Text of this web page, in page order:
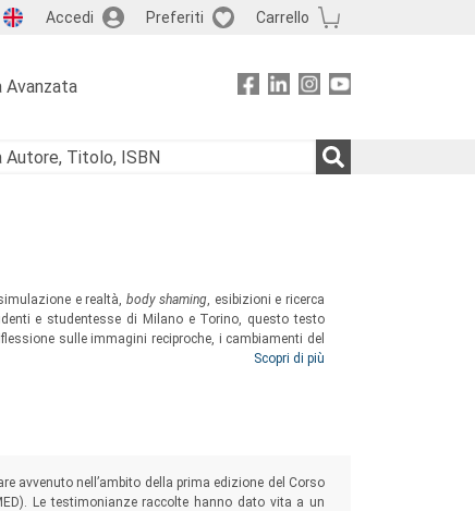
Accedi Preferiti Carrello
Avanzata
e realtà, body shaming, esibizioni e ricerca
e studentesse di Milano e Torino, questo testo
sulle immagini reciproche, i cambiamenti del
rendere ragazzi e ragazze meno ostili, e meno soli.
Scopri di più
avvenuto nell’ambito della prima edizione del Corso
Le testimonianze raccolte hanno dato vita a un